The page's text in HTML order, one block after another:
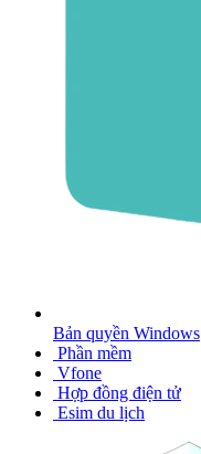
Bản quyền Windows
Phần mềm
Vfone
Hợp đồng điện tử
Esim du lịch